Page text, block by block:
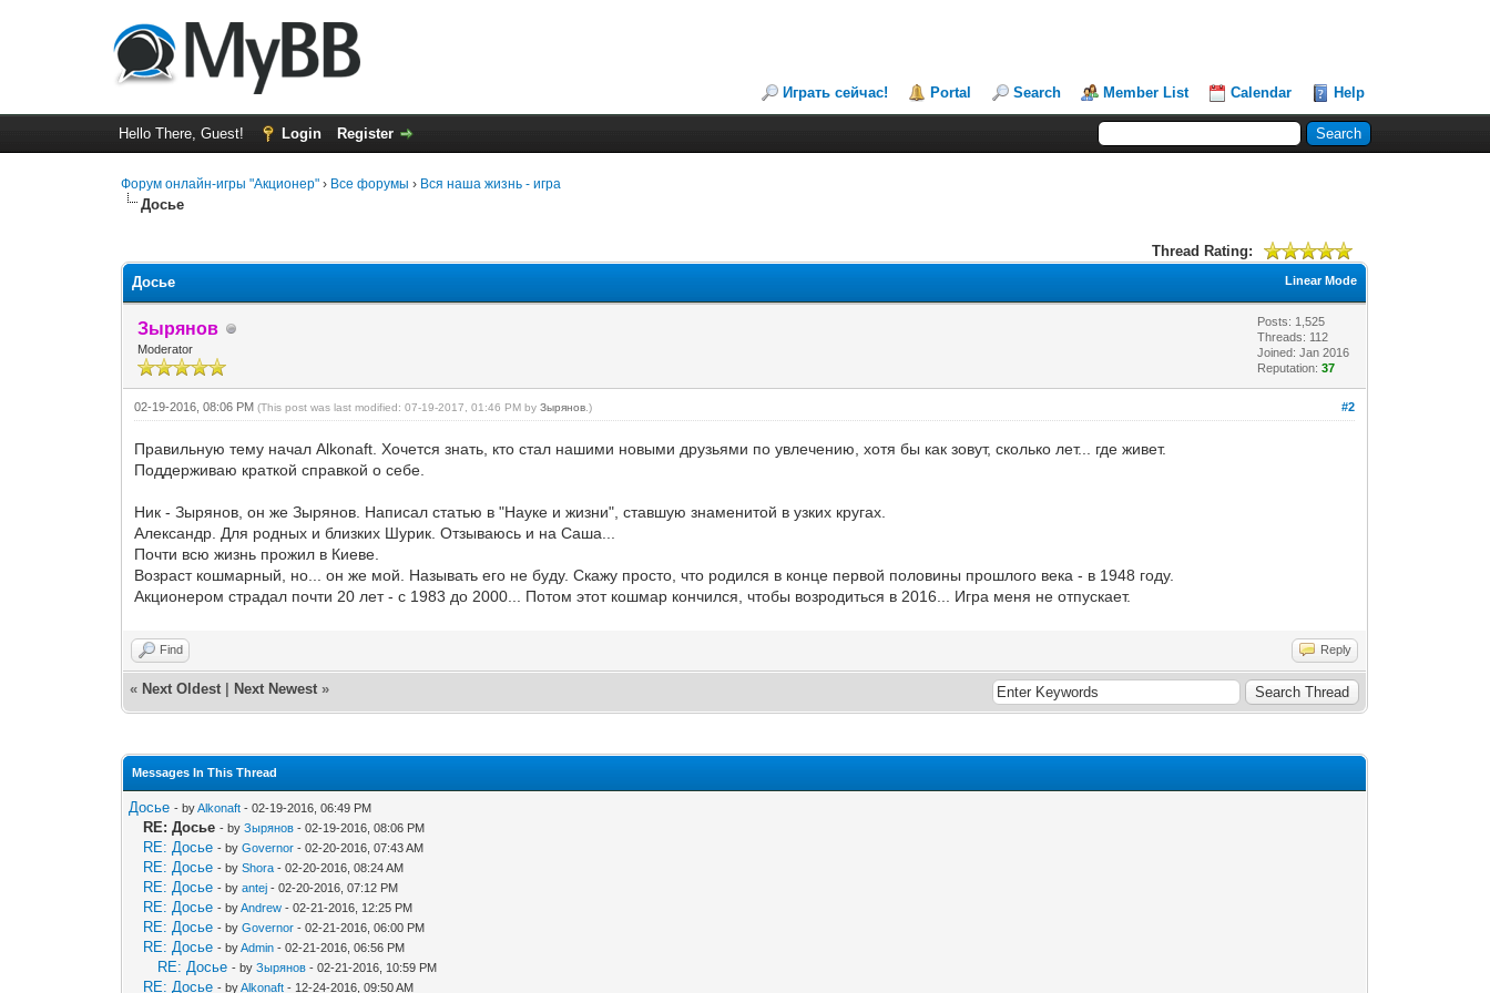
Играть сейчас! Portal Search Member List Calendar Help
Hello There, Guest! Login Register
Форум онлайн-игры "Акционер" › Все форумы › Вся наша жизнь - игра
Досье
Thread Rating:
Linear Mode
Досье
Зырянов
Moderator
Posts: 1,525
Threads: 112
Joined: Jan 2016
Reputation:37
#2
02-19-2016, 08:06 PM(This post was last modified: 07-19-2017, 01:46 PM byЗырянов .)
Правильную тему начал Alkonaft. Хочется знать, кто стал нашими новыми друзьями по увлечению, хотя бы как зовут, сколько лет... где живет.
Поддерживаю краткой справкой о себе.
Ник - Зырянов, он же Зырянов. Написал статью в "Науке и жизни", ставшую знаменитой в узких кругах.
Александр. Для родных и близких Шурик. Отзываюсь и на Саша...
Почти всю жизнь прожил в Киеве.
Возраст кошмарный, но... он же мой. Называть его не буду. Скажу просто, что родился в конце первой половины прошлого века - в 1948 году.
Акционером страдал почти 20 лет - с 1983 до 2000... Потом этот кошмар кончился, чтобы возродиться в 2016... Игра меня не отпускает.
Find Reply
« Next Oldest Next Newest »
Messages In This Thread
Досье - byAlkonaft - 02-19-2016, 06:49 PM
RE: Досье - byЗырянов - 02-19-2016, 08:06 PM
RE: Досье - byGovernor - 02-20-2016, 07:43 AM
RE: Досье - byShora - 02-20-2016, 08:24 AM
RE: Досье - byantej - 02-20-2016, 07:12 PM
RE: Досье - byAndrew - 02-21-2016, 12:25 PM
RE: Досье - byGovernor - 02-21-2016, 06:00 PM
RE: Досье - byAdmin - 02-21-2016, 06:56 PM
RE: Досье - byЗырянов - 02-21-2016, 10:59 PM
RE: Досье - byAlkonaft - 12-24-2016, 09:50 AM